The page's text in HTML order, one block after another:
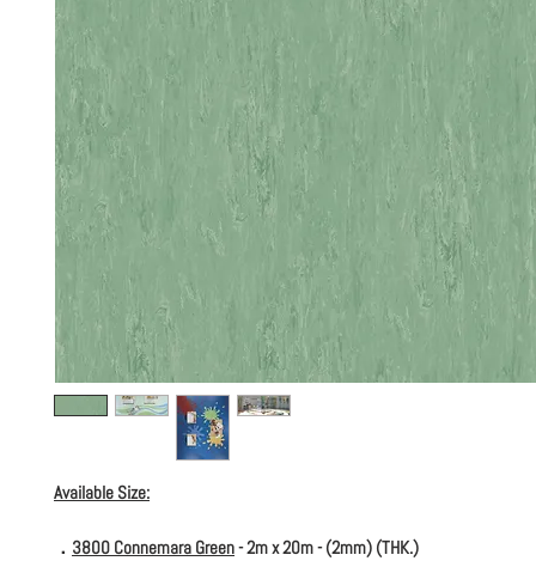
Available Size:
． 3800 Connemara Green- 2m x 20m - (2mm) (THK.)